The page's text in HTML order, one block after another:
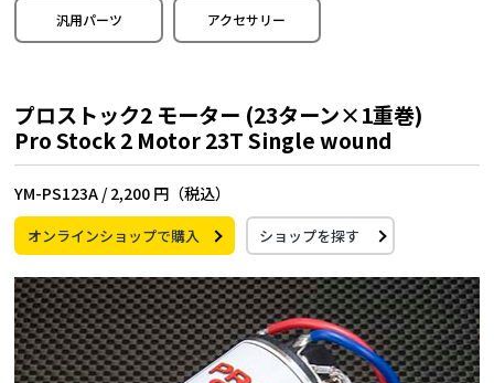
汎用パーツ アクセサリー
プロストック2 モーター (23ターン×1重巻)
Pro Stock 2 Motor 23T Single wound
YM-PS123A / 2,200 円（税込）
オンラインショップで購入 ショップを探す